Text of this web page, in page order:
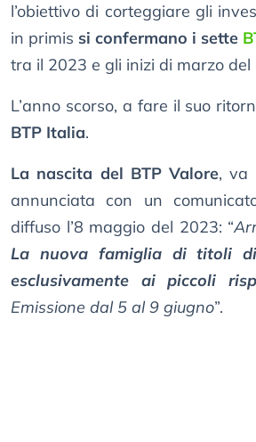
l’obiettivo di corteggiare gli
in primis si confermano i sette
tra il 2023 e gli inizi di marzo del
L’anno scorso, a fare il suo
BTP Italia.
La nascita del BTP Valore, va
annunciata con un
diffuso l’8 maggio del 2023: “
La nuova famiglia di titoli
esclusivamente ai piccoli
Emissione dal 5 al 9 giugno”.